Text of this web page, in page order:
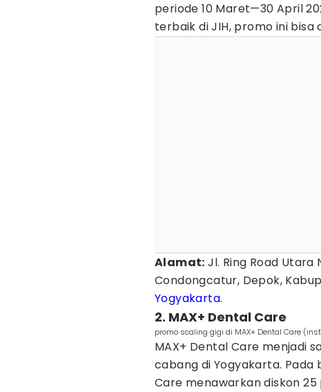
periode 10 Maret—30 April
terbaik di JIH, promo ini bisa
Alamat: Jl. Ring Road Utara
Condongcatur, Depok,
Yogyakarta.
2. MAX+ Dental Care
promo scaling gigi di MAX+ Dental Care
MAX+ Dental Care menjadi
cabang di Yogyakarta. Pada
Care menawarkan diskon